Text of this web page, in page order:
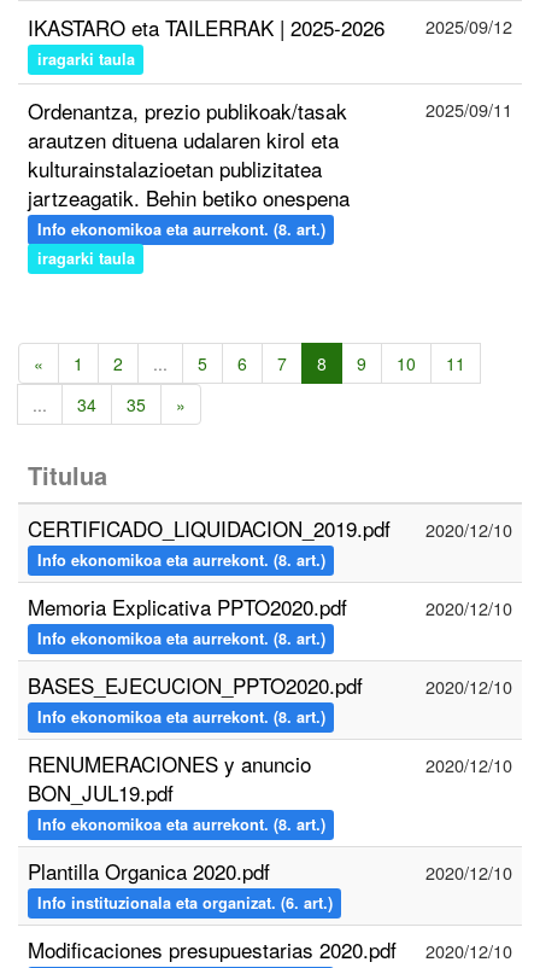
IKASTARO eta TAILERRAK | 2025-2026
iragarki taula
2025/09/12
Ordenantza, prezio publikoak/tasak
arautzen dituena udalaren kirol eta
kulturainstalazioetan publizitatea
jartzeagatik. Behin betiko onespena
Info ekonomikoa eta aurrekont. (8. art.)
iragarki taula
2025/09/11
« 1 2 ... 5 6 7 8 9 10
11
...
34 35 »
Titulua
CERTIFICADO_LIQUIDACION_2019.pdf
Info ekonomikoa eta aurrekont. (8. art.)
2020/12/10
Memoria Explicativa PPTO2020.pdf
Info ekonomikoa eta aurrekont. (8. art.)
2020/12/10
BASES_EJECUCION_PPTO2020.pdf
Info ekonomikoa eta aurrekont. (8. art.)
2020/12/10
RENUMERACIONES y anuncio
BON_JUL19.pdf
Info ekonomikoa eta aurrekont. (8. art.)
2020/12/10
Plantilla Organica 2020.pdf
Info instituzionala eta organizat. (6. art.)
2020/12/10
Modificaciones presupuestarias 2020.pdf 2020/12/10